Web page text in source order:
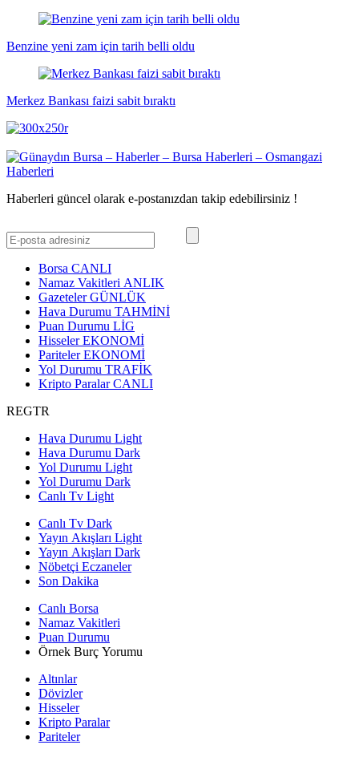
Benzine yeni zam için tarih belli oldu
Merkez Bankası faizi sabit bıraktı
Haberleri güncel olarak e-postanızdan takip edebilirsiniz !
Borsa CANLI
Namaz Vakitleri ANLIK
GazetelerGÜNLÜK
Hava Durumu TAHMİNİ
Puan Durumu LİG
HisselerEKONOMİ
ParitelerEKONOMİ
Yol Durumu TRAFİK
Kripto ParalarCANLI
REGTR
Hava Durumu Light
Hava Durumu Dark
Yol Durumu Light
Yol Durumu Dark
Canlı Tv Light
Canlı Tv Dark
Yayın Akışları Light
Yayın Akışları Dark
Nöbetçi Eczaneler
Son Dakika
Canlı Borsa
Namaz Vakitleri
Puan Durumu
Örnek Burç Yorumu
Altınlar
Dövizler
Hisseler
Kripto Paralar
Pariteler